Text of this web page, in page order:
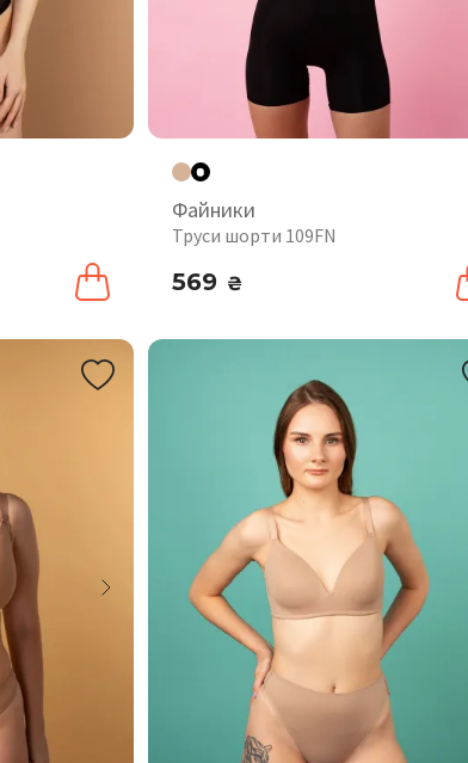
Файники
Труси шорти 109FN
569 ₴